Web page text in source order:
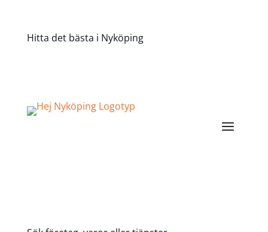
Hitta det bästa i Nyköping